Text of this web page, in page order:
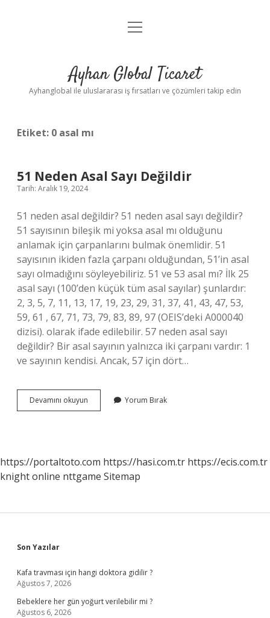
Anasayfa
Yasal Uyarı
menüyü
Ayhan Global Ticaret
Ayhanglobal ile uluslararası iş fırsatları ve çözümleri takip edin
Etiket: 0 asal mı
51 Neden Asal Sayı Değildir
Tarih: Aralık 19, 2024
51 neden asal değildir? 51 neden asal sayı değildir?
51 sayısının bileşik mi yoksa asal mı olduğunu
anlamak için çarpanlarını bulmak önemlidir. 51
sayısının ikiden fazla çarpanı olduğundan, 51’in asal
sayı olmadığını söyleyebiliriz. 51 ve 53 asal mı? İlk 25
asal sayı (100’den küçük tüm asal sayılar) şunlardır:
2, 3, 5, 7, 11, 13, 17, 19, 23, 29, 31, 37, 41, 43, 47, 53,
59, 61 , 67, 71, 73, 79, 83, 89, 97 (OEIS’deki A000040
dizisi). olarak ifade edilebilir. 57 neden asal sayı
değildir? Bir asal sayının yalnızca iki çarpanı vardır: 1
ve sayının kendisi. Ancak, 57 için dört…
Devamını okuyun
Neden
Yorum Bırak
https://portaltoto.com https://hasi.com.tr https://ecis.com.tr
knight online nttgame Sitemap
Sidebar
Son Yazılar
Kafa travması için hangi doktora gidilir ?
Ağustos 7, 2026
Bebeklere her gün yoğurt verilebilir mi ?
Ağustos 6, 2026